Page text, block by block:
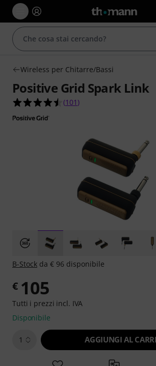
Wireless per Chitarre/Bassi
Positive Grid Spark Link
4.5 su 5 stelle su 101
(101 )
B-Stock da € 96 disponibile
€ 105
Tutti i prezzi incl. IVA
Disponibile
1 AGGIUNGI AL